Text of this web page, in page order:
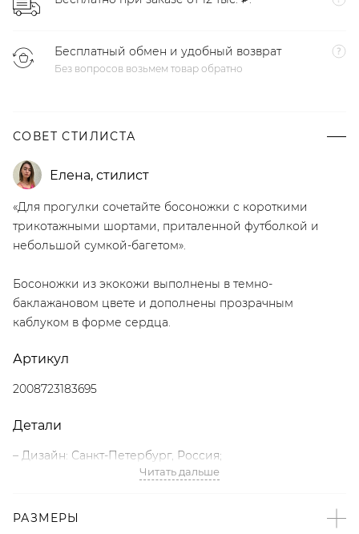
Бесплатный обмен и удобный возврат
Без вопросов возьмем товар обратно
СОВЕТ СТИЛИСТА
Елена, стилист
«Для прогулки сочетайте босоножки с короткими
трикотажными шортами, приталенной футболкой и
небольшой сумкой-багетом».
Босоножки из экокожи выполнены в темно-
баклажановом цвете и дополнены прозрачным
каблуком в форме сердца.
Артикул
2008723183695
Детали
– Дизайн: Санкт-Петербург, Россия;
– Темно-баклажановый цвет;
– Тонкие ремешки;
Читать дальше
РАЗМЕРЫ